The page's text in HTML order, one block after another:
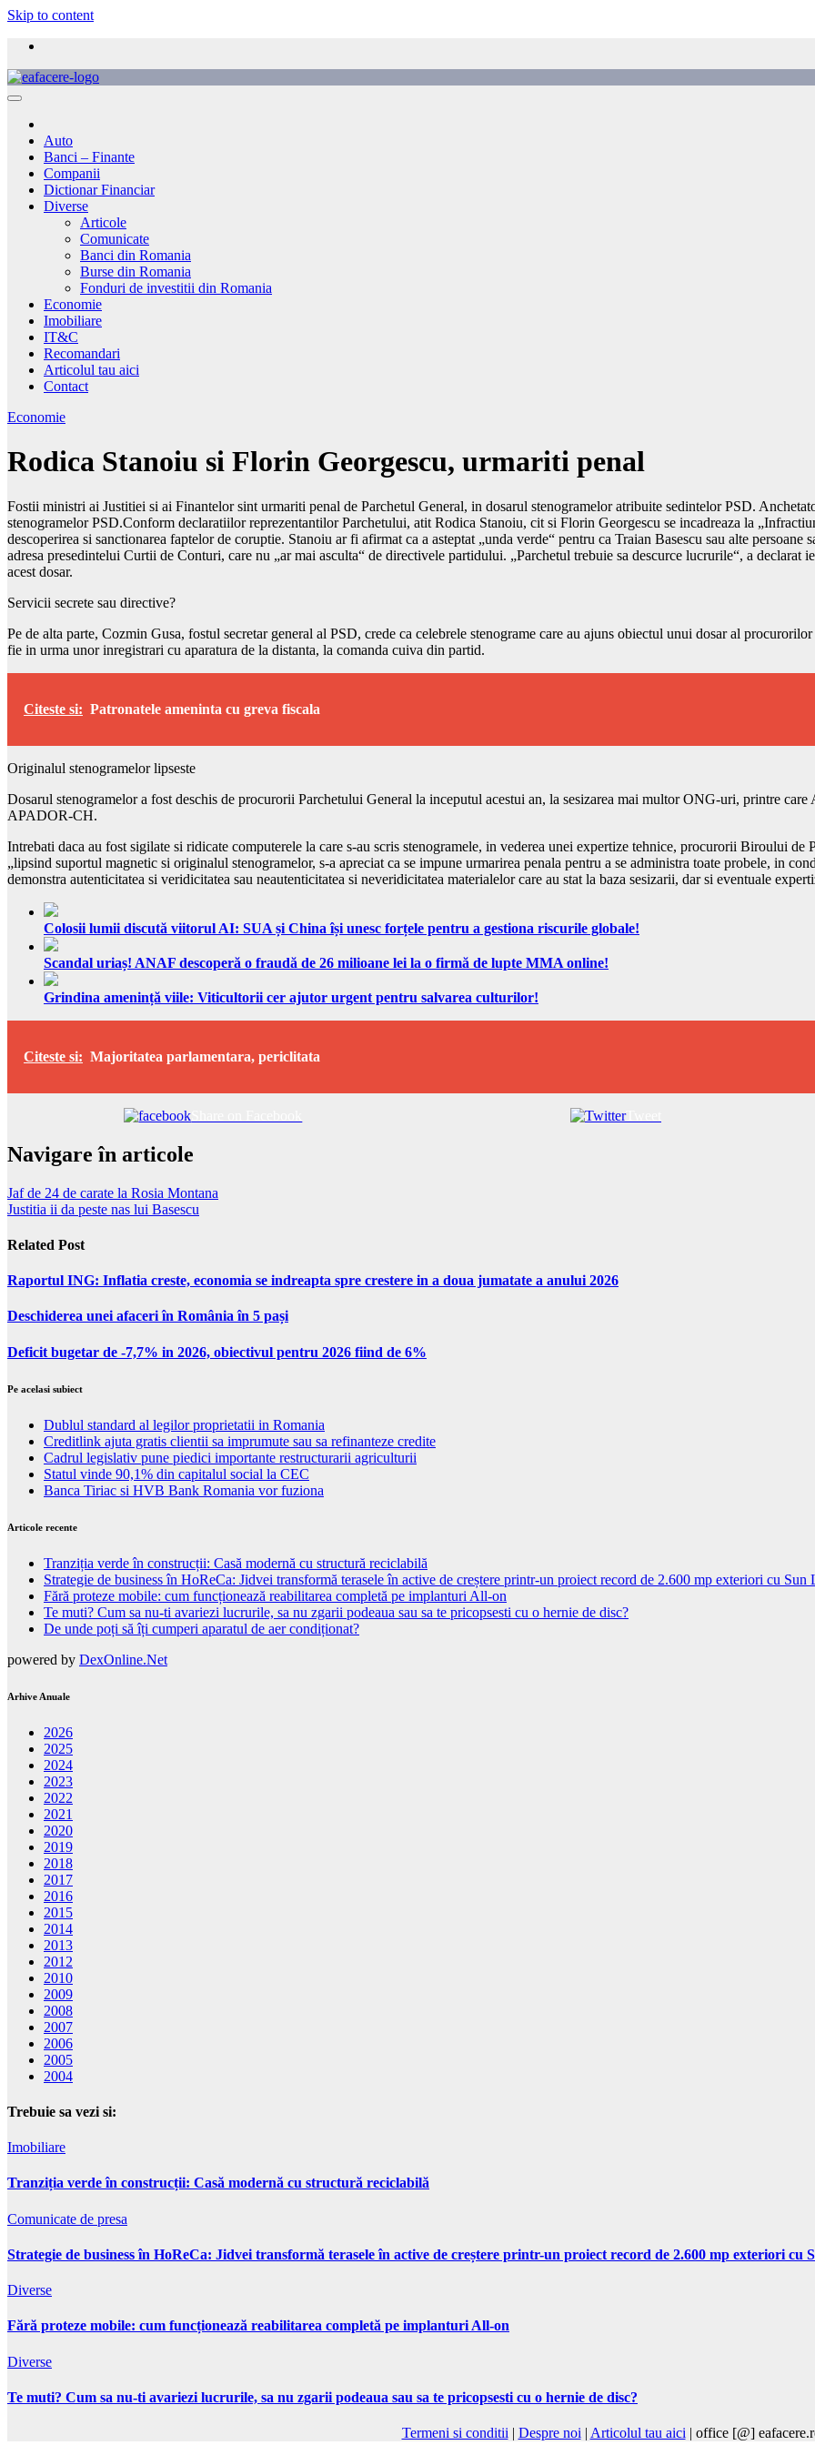
Skip to content
Auto
Banci – Finante
Companii
Dictionar Financiar
Diverse
Articole
Comunicate
Banci din Romania
Burse din Romania
Fonduri de investitii din Romania
Economie
Imobiliare
IT&C
Recomandari
Articolul tau aici
Contact
Economie
Rodica Stanoiu si Florin Georgescu, urmariti penal
Fostii ministri ai Justitiei si ai Finantelor sint urmariti penal de Parchetul General, in dosarul stenogramelor atribuite sedintelor PSD.
stenogramelor PSD.Conform declaratiilor reprezentantilor Parchetului, atit Rodica Stanoiu, cit si Florin Georgescu se incadreaza la
descoperirea si sanctionarea faptelor de coruptie. Stanoiu ar fi afirmat ca a asteptat „unda verde“ pentru ca Traian Basescu sau alte
adresa presedintelui Curtii de Conturi, care nu „ar mai asculta“ de directivele partidului. „Parchetul trebuie sa descurce lucrurile“, a
acest dosar.
Servicii secrete sau directive?
Pe de alta parte, Cozmin Gusa, fostul secretar general al PSD, crede ca celebrele stenograme care au ajuns obiectul unui dosar al
fie in urma unor inregistrari cu aparatura de la distanta, la comanda cuiva din partid.
Citeste si: Patronatele ameninta cu greva fiscala
Originalul stenogramelor lipseste
Dosarul stenogramelor a fost deschis de procurorii Parchetului General la inceputul acestui an, la sesizarea mai multor ONG-uri, printre
APADOR-CH.
Intrebati daca au fost sigilate si ridicate computerele la care s-au scris stenogramele, in vederea unei expertize tehnice, procurorii Biroului de
„lipsind suportul magnetic si originalul stenogramelor, s-a apreciat ca se impune urmarirea penala pentru a se administra toate probele, in
demonstra autenticitatea si veridicitatea sau neautenticitatea si neveridicitatea materialelor care au stat la baza sesizarii, dar si eventuale
Colosii lumii discută viitorul AI: SUA și China își unesc forțele pentru a gestiona riscurile globale!
Scandal uriaș! ANAF descoperă o fraudă de 26 milioane lei la o firmă de lupte MMA online!
Grindina amenință viile: Viticultorii cer ajutor urgent pentru salvarea culturilor!
Citeste si: Majoritatea parlamentara, periclitata
Tweet
Navigare în articole
Jaf de 24 de carate la Rosia Montana
Justitia ii da peste nas lui Basescu
Related Post
Raportul ING: Inflatia creste, economia se indreapta spre crestere in a doua jumatate a anului 2026
Deschiderea unei afaceri în România în 5 pași
Deficit bugetar de -7,7% in 2026, obiectivul pentru 2026 fiind de 6%
Pe acelasi subiect
Dublul standard al legilor proprietatii in Romania
Creditlink ajuta gratis clientii sa imprumute sau sa refinanteze credite
Cadrul legislativ pune piedici importante restructurarii agriculturii
Statul vinde 90,1% din capitalul social la CEC
Banca Tiriac si HVB Bank Romania vor fuziona
Articole recente
Tranziția verde în construcții: Casă modernă cu structură reciclabilă
Strategie de business în HoReCa: Jidvei transformă terasele în active de creștere printr-un proiect record de 2.600 mp exteriori cu Sun
Fără proteze mobile: cum funcționează reabilitarea completă pe implanturi All-on
Te muti? Cum sa nu-ti avariezi lucrurile, sa nu zgarii podeaua sau sa te pricopsesti cu o hernie de disc?
De unde poți să îți cumperi aparatul de aer condiționat?
powered by DexOnline.Net
Arhive Anuale
2026
2025
2024
2023
2022
2021
2020
2019
2018
2017
2016
2015
2014
2013
2012
2010
2009
2008
2007
2006
2005
2004
Trebuie sa vezi si:
Imobiliare
Tranziția verde în construcții: Casă modernă cu structură reciclabilă
Comunicate de presa
Strategie de business în HoReCa: Jidvei transformă terasele în active de creștere printr-un proiect record de 2.600 mp exteriori cu
Diverse
Fără proteze mobile: cum funcționează reabilitarea completă pe implanturi All-on
Diverse
Te muti? Cum sa nu-ti avariezi lucrurile, sa nu zgarii podeaua sau sa te pricopsesti cu o hernie de disc?
Termeni si conditii | Despre noi | Articolul tau aici | office [@]